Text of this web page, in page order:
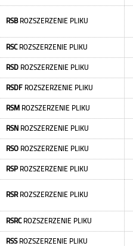
RSBROZSZERZENIE PLIKU
RSCROZSZERZENIE PLIKU
RSD ROZSZERZENIE PLIKU
RSDF ROZSZERZENIE PLIKU
RSM ROZSZERZENIE PLIKU
RSN ROZSZERZENIE PLIKU
RSO ROZSZERZENIE PLIKU
RSPROZSZERZENIE PLIKU
RSRROZSZERZENIE PLIKU
RSRCROZSZERZENIE PLIKU
RSSROZSZERZENIE PLIKU